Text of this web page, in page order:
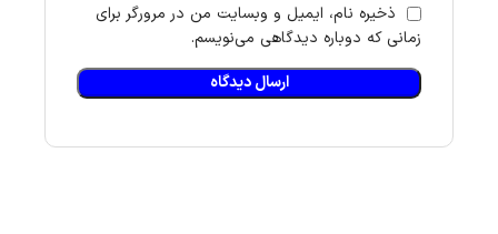
ذخیره نام، ایمیل و وبسایت من در مرورگر برای
زمانی که دوباره دیدگاهی می‌نویسم.